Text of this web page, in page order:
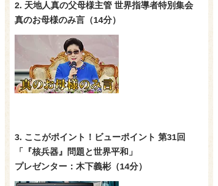
2. 天地人真の父母様主管 世界指導者特別集会
真のお母様のみ言（14分）
3. ここがポイント！ビューポイント 第31回
「『核兵器』問題と世界平和」
プレゼンター：木下義彬（14分）